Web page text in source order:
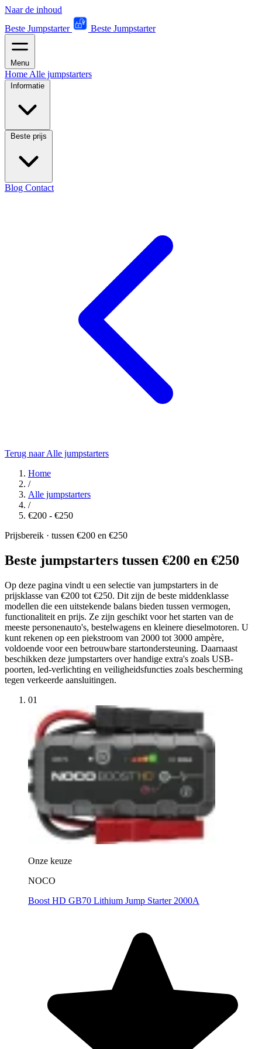
Naar de inhoud
Beste Jumpstarter
Beste Jumpstarter
Menu
Home Alle jumpstarters
Informatie
Beste prijs
Blog Contact
Terug naar Alle jumpstarters
Home
/
Alle jumpstarters
/
€200 - €250
Prijsbereik · tussen €200 en €250
Beste jumpstarters tussen €200 en €250
Op deze pagina vindt u een selectie van jumpstarters in de
prijsklasse van €200 tot €250. Dit zijn de beste middenklasse
modellen die een uitstekende balans bieden tussen vermogen,
functionaliteit en prijs. Ze zijn geschikt voor het starten van de
meeste personenauto's, bestelwagens en kleinere dieselmotoren. U
kunt rekenen op een piekstroom van 2000 tot 3000 ampère,
voldoende voor een betrouwbare startondersteuning. Daarnaast
beschikken deze jumpstarters over handige extra's zoals USB-
poorten, led-verlichting en veiligheidsfuncties zoals bescherming
tegen verkeerde aansluitingen.
01
Onze keuze
NOCO
Boost HD GB70 Lithium Jump Starter 2000A